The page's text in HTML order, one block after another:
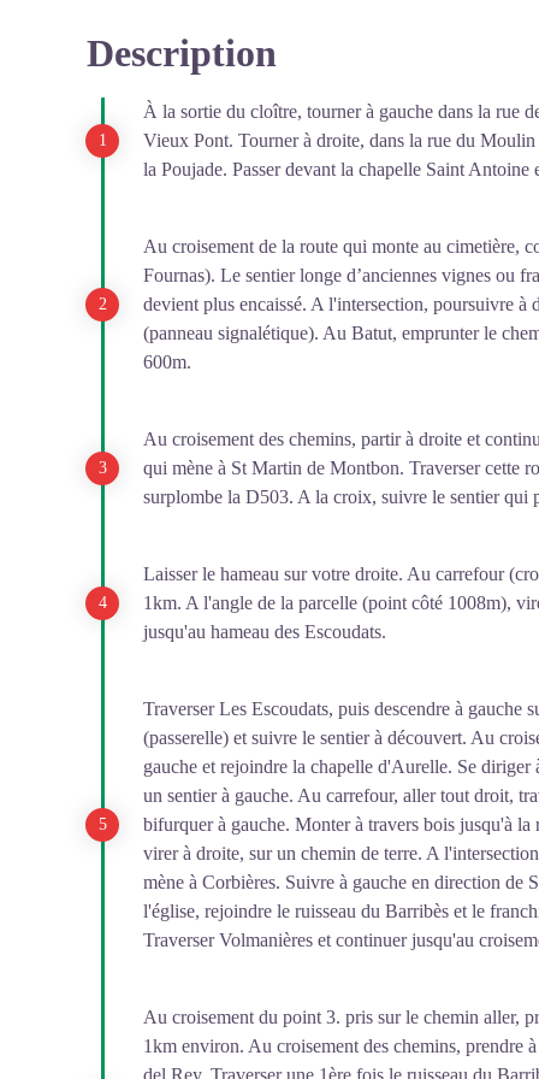
pour permettre la protection d’une colonie de
Code de l’environnement qui interdit la destruction ou
Une vidéosurveillance en temps réel permet de suivre
Pendant la période de fermeture de la chapelle :
ce monument historique remarquable, il vous
Par ailleurs, vous pouvez également observer
dans la porte.
Voir l'image en plein écran
richesse des retables et plus particulièrement du
XVIII ͤ s. Dans le chœur, le couronnement stuqué du
Geniès.
Parmi les chefs d’œuvre de cette église : le grand
symétrique, l'orgue, le tombeau de Monseigneur
Description
À la sortie du cloître, tourner à gauche dans la rue
Vieux Pont. Tourner à droite, dans la rue du
la Poujade. Passer devant la chapelle Saint Antoine
Au croisement de la route qui monte au cimetière,
Fournas). Le sentier longe d’anciennes vignes ou
devient plus encaissé. A l'intersection, poursuivre
(panneau signalétique). Au Batut, emprunter le
600m.
Au croisement des chemins, partir à droite et
qui mène à St Martin de Montbon. Traverser cette
surplombe la D503. A la croix, suivre le sentier qui
Laisser le hameau sur votre droite. Au carrefour
1km. A l'angle de la parcelle (point côté 1008m),
jusqu'au hameau des Escoudats.
Traverser Les Escoudats, puis descendre à gauche
(passerelle) et suivre le sentier à découvert. Au
gauche et rejoindre la chapelle d'Aurelle. Se diriger
un sentier à gauche. Au carrefour, aller tout droit,
bifurquer à gauche. Monter à travers bois jusqu'à
virer à droite, sur un chemin de terre. A
mène à Corbières. Suivre à gauche en direction de
l'église, rejoindre le ruisseau du Barribès et le
Traverser Volmanières et continuer jusqu'au
Au croisement du point 3. pris sur le chemin aller,
1km environ. Au croisement des chemins, prendre
del Rey. Traverser une 1ère fois le ruisseau du